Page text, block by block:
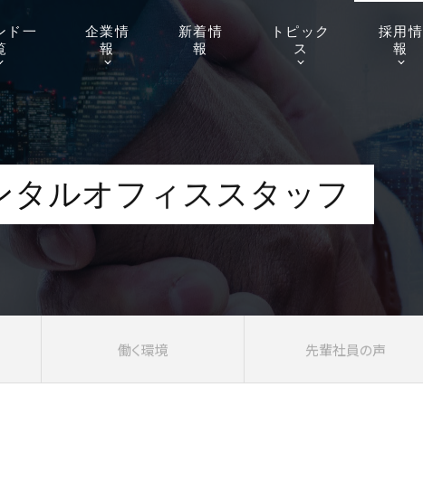
ド 一
企業情
報
新着情
報
トピッ ク
ス
採用情
報
タルオフィススタッフ
働く環境 先輩社員の声